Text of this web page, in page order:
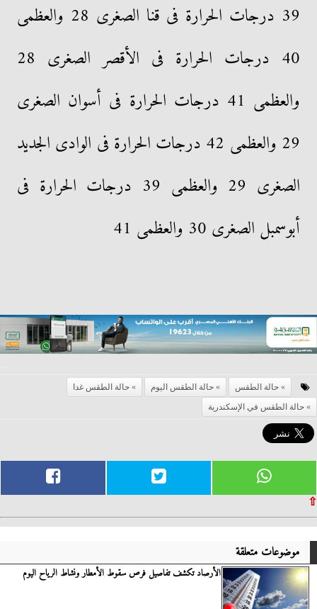
39 درجات الحرارة فى قنا الصغرى 28 والعظمى
40 درجات الحرارة فى الأقصر الصغرى 28
والعظمى 41 درجات الحرارة فى أسوان الصغرى
29 والعظمى 42 درجات الحرارة فى الوادى الجديد
الصغرى 29 والعظمى 39 درجات الحرارة فى
أبوسمبل الصغرى 30 والعظمى 41
حالة الطقس حالة الطقس اليوم
حالة الطقس غدا
حالة الطقس في الإسكندرية
⇧
موضوعات متعلقة
الأرصاد تكشف تفاصيل فرص سقوط الأمطار ونشاط الرياح اليوم